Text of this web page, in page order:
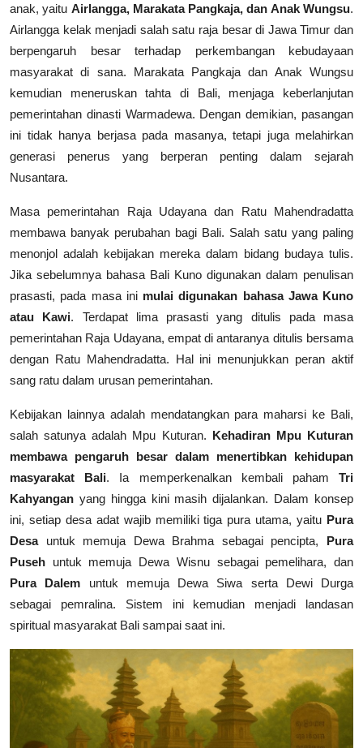
anak, yaitu Airlangga, Marakata Pangkaja, dan Anak Wungsu.
Airlangga kelak menjadi salah satu raja besar di Jawa Timur dan
berpengaruh besar terhadap perkembangan kebudayaan
masyarakat di sana. Marakata Pangkaja dan Anak Wungsu
kemudian meneruskan tahta di Bali, menjaga keberlanjutan
pemerintahan dinasti Warmadewa. Dengan demikian, pasangan
ini tidak hanya berjasa pada masanya, tetapi juga melahirkan
generasi penerus yang berperan penting dalam sejarah
Nusantara.
Masa pemerintahan Raja Udayana dan Ratu Mahendradatta
membawa banyak perubahan bagi Bali. Salah satu yang paling
menonjol adalah kebijakan mereka dalam bidang budaya tulis.
Jika sebelumnya bahasa Bali Kuno digunakan dalam penulisan
prasasti, pada masa ini mulai digunakan bahasa Jawa Kuno
atau Kawi. Terdapat lima prasasti yang ditulis pada masa
pemerintahan Raja Udayana, empat di antaranya ditulis bersama
dengan Ratu Mahendradatta. Hal ini menunjukkan peran aktif
sang ratu dalam urusan pemerintahan.
Kebijakan lainnya adalah mendatangkan para maharsi ke Bali,
salah satunya adalah Mpu Kuturan. Kehadiran Mpu Kuturan
membawa pengaruh besar dalam menertibkan kehidupan
masyarakat Bali. Ia memperkenalkan kembali pahamTri
Kahyangan yang hingga kini masih dijalankan. Dalam konsep
ini, setiap desa adat wajib memiliki tiga pura utama, yaitu Pura
Desauntuk memuja Dewa Brahma sebagai pencipta, Pura
Puseh untuk memuja Dewa Wisnu sebagai pemelihara, dan
Pura Dalem untuk memuja Dewa Siwa serta Dewi Durga
sebagai pemralina. Sistem ini kemudian menjadi landasan
spiritual masyarakat Bali sampai saat ini.